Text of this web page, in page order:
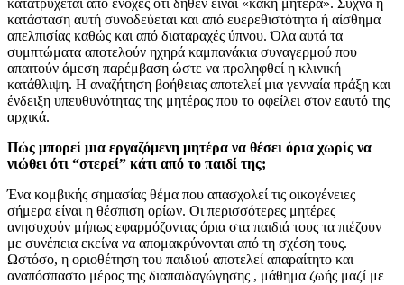
κατάσταση αυτή συνοδεύεται και από ευερεθιστότητα ή αίσθημα
απελπισίας καθώς και από διαταραχές ύπνου. Όλα αυτά τα
συμπτώματα αποτελούν ηχηρά καμπανάκια συναγερμού που
απαιτούν άμεση παρέμβαση ώστε να προληφθεί η κλινική
κατάθλιψη. Η αναζήτηση βοήθειας αποτελεί μια γενναία πράξη και
ένδειξη υπευθυνότητας της μητέρας που το οφείλει στον εαυτό της
αρχικά.
Πώς μπορεί μια εργαζόμενη μητέρα να θέσει όρια χωρίς να
νιώθει ότι “στερεί” κάτι από το παιδί της;
Ένα κομβικής σημασίας θέμα που απασχολεί τις οικογένειες
σήμερα είναι η θέσπιση ορίων. Οι περισσότερες μητέρες
ανησυχούν μήπως εφαρμόζοντας όρια στα παιδιά τους τα πιέζουν
με συνέπεια εκείνα να απομακρύνονται από τη σχέση τους.
Ωστόσο, η οριοθέτηση του παιδιού αποτελεί απαραίτητο και
αναπόσπαστο μέρος της διαπαιδαγώγησης , μάθημα ζωής μαζί με